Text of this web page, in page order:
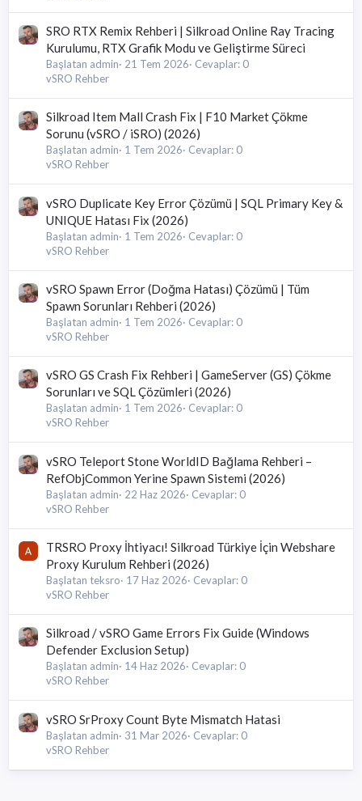
SRO RTX Remix Rehberi | Silkroad Online Ray Tracing
Kurulumu, RTX Grafik Modu ve Geliştirme Süreci
Başlatan admin 21 Tem 2026 Cevaplar: 0
vSRO Rehber
Silkroad Item Mall Crash Fix | F10 Market Çökme
Sorunu (vSRO / iSRO) (2026)
Başlatan admin 1 Tem 2026 Cevaplar: 0
vSRO Rehber
vSRO Duplicate Key Error Çözümü | SQL Primary Key &
UNIQUE Hatası Fix (2026)
Başlatan admin 1 Tem 2026 Cevaplar: 0
vSRO Rehber
vSRO Spawn Error (Doğma Hatası) Çözümü | Tüm
Spawn Sorunları Rehberi (2026)
Başlatan admin 1 Tem 2026 Cevaplar: 0
vSRO Rehber
vSRO GS Crash Fix Rehberi | GameServer (GS) Çökme
Sorunları ve SQL Çözümleri (2026)
Başlatan admin 1 Tem 2026 Cevaplar: 0
vSRO Rehber
vSRO Teleport Stone WorldID Bağlama Rehberi –
RefObjCommon Yerine Spawn Sistemi (2026)
Başlatan admin 22 Haz 2026 Cevaplar: 0
vSRO Rehber
TRSRO Proxy İhtiyacı! Silkroad Türkiye İçin Webshare
Proxy Kurulum Rehberi (2026)
Başlatan teksro 17 Haz 2026 Cevaplar: 0
vSRO Rehber
Silkroad / vSRO Game Errors Fix Guide (Windows
Defender Exclusion Setup)
Başlatan admin 14 Haz 2026 Cevaplar: 0
vSRO Rehber
vSRO SrProxy Count Byte Mismatch Hatasi
Başlatan admin 31 Mar 2026 Cevaplar: 0
vSRO Rehber